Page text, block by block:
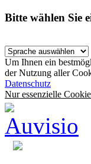
Bitte wählen Sie
Um Ihnen ein
der Nutzung aller
Datenschutz
Nur essenzielle